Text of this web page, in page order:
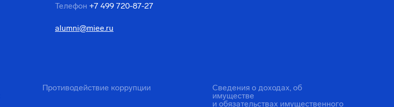
Телефон +7 499 720-87-27
alumni@miee.ru
Противодействие коррупции
Сведения о доходах, об
имуществе
и обязательствах имущественного